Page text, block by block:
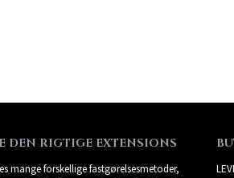
DEN RIGTIGE EXTENSIONS
mange forskellige fastgørelsesmetoder,